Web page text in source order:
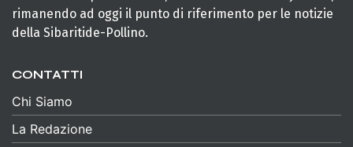
rimanendo ad oggi il punto di riferimento per le notizie
della Sibaritide-Pollino.
CONTATTI
Chi Siamo
La Redazione